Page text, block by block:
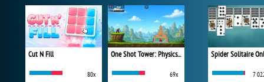
Cut N Fill
80x
One Shot Tower: Physics Destroyer
69x
Spider Solitaire
7